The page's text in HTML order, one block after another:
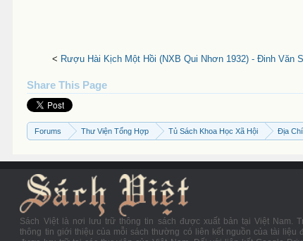
< Rượu Hài Kịch Một Hồi (NXB Qui Nhơn 1932) - Đinh Văn
Share This Page
Forums Thư Viện Tổng Hợp Tủ Sách Khoa Học Xã Hội Địa
Sách Việt là nơi lưu trữ thông tin sách được xuất bản tại Việt Nam.
thông tin giới thiệu của mỗi sách thường có liên kết nguồn của tài liệu